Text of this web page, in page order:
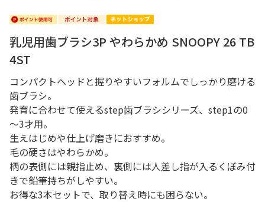
乳児用歯ブラシ3P やわらかめ SNOOPY 26 TB
4ST
コンパクトヘッドと握りやすいフォルムでしっかり磨ける
歯ブラシ。
発育に合わせて使えるstep歯ブラシシリーズ、step1の0
～3才用。
生えはじめや仕上げ磨きにおすすめ。
毛の硬さはやわらかめ。
柄の表側には親指止め、裏側には人差し指が入るくぼみ付
きで鉛筆持ちがしやすい。
お得な3本セットで、取り替え時にも困らない。